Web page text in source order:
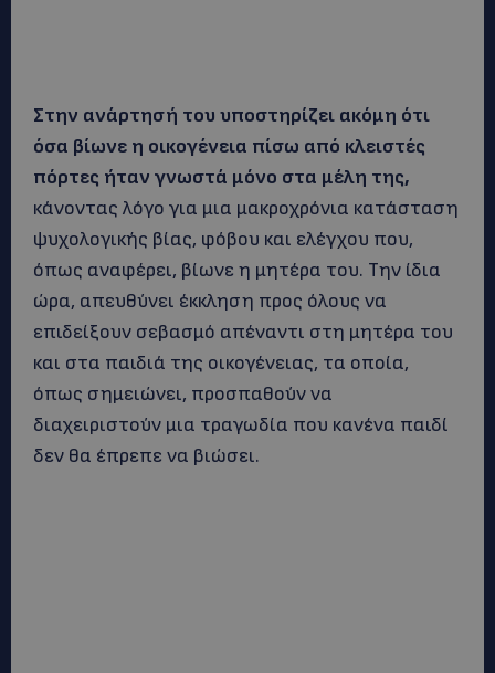
Στην ανάρτησή του υποστηρίζει ακόμη ότι
όσα βίωνε η οικογένεια πίσω από κλειστές
πόρτες ήταν γνωστά μόνο στα μέλη της,
κάνοντας λόγο για μια μακροχρόνια κατάσταση
ψυχολογικής βίας, φόβου και ελέγχου που,
όπως αναφέρει, βίωνε η μητέρα του. Την ίδια
ώρα, απευθύνει έκκληση προς όλους να
επιδείξουν σεβασμό απέναντι στη μητέρα του
και στα παιδιά της οικογένειας, τα οποία,
όπως σημειώνει, προσπαθούν να
διαχειριστούν μια τραγωδία που κανένα παιδί
δεν θα έπρεπε να βιώσει.